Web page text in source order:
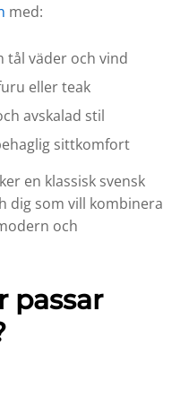
med:
tål väder och vind
eller teak
avskalad stil
sittkomfort
en klassisk svensk
dig som vill kombinera
och
passar